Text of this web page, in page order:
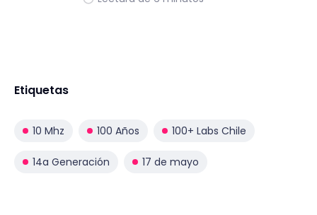
Etiquetas
10 Mhz 100 Años 100+ Labs Chile
14a Generación 17 de mayo